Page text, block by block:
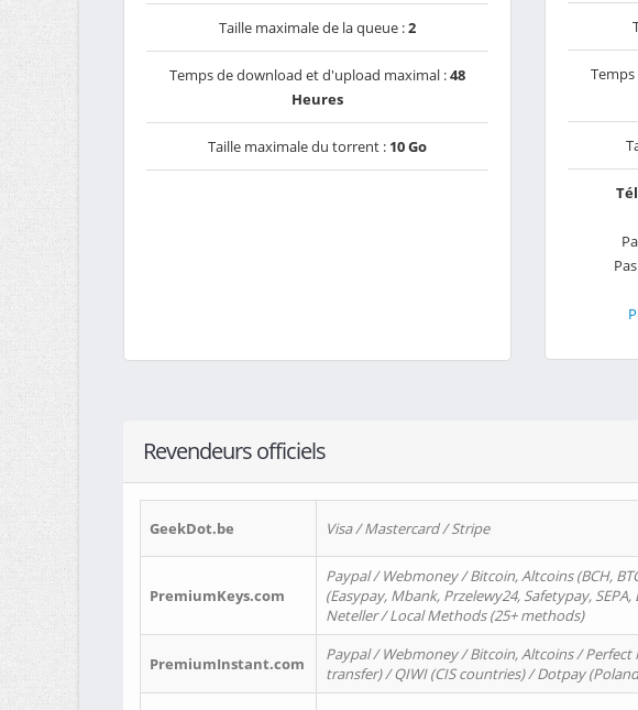
Taille maximale de la queue :2
Temps de download et d'upload maximal :48
Heures
Taille maximale du torrent : 10 Go
Revendeurs officiels
GeekDot.be Visa / Mastercard / Stripe
PremiumKeys.com
Paypal / Webmoney / Bitcoin, Altcoins (BCH,
(Easypay, Mbank, Przelewy24, Safetypay,
Neteller / Local Methods (25+ methods)
PremiumInstant.com
Paypal / Webmoney / Bitcoin, Altcoins /
transfer) / QIWI (CIS countries) / Dotpay